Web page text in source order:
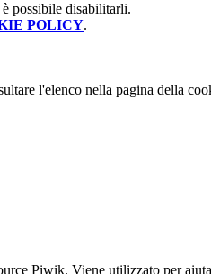
possibile disabilitarli.
POLICY.
l'elenco nella pagina della
Piwik. Viene utilizzato per